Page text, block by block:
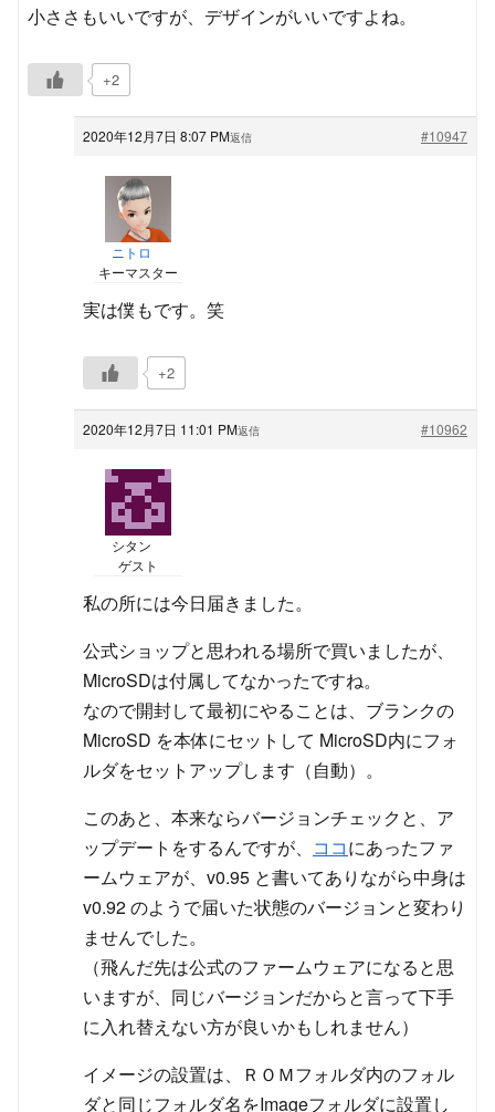
小ささもいいですが、デザインがいいですよね。
+2
2020年12月7日 8:07 PM #10947
返信
ニトロ
キーマスター
実は僕もです。笑
+2
2020年12月7日 11:01 PM #10962
返信
シタン
ゲスト
私の所には今日届きました。
公式ショップと思われる場所で買いましたが、
MicroSDは付属してなかったですね。
なので開封して最初にやることは、ブランクの
MicroSD を本体にセットして MicroSD内にフォ
ルダをセットアップします（自動）。
このあと、本来ならバージョンチェックと、ア
ップデートをするんですが、 ココにあったファ
ームウェアが、v0.95 と書いてありながら中身は
v0.92 のようで届いた状態のバージョンと変わり
ませんでした。
（飛んだ先は公式のファームウェアになると思
いますが、同じバージョンだからと言って下手
に入れ替えない方が良いかもしれません）
イメージの設置は、ＲＯＭフォルダ内のフォル
ダと同じフォルダ名をImageフォルダに設置し